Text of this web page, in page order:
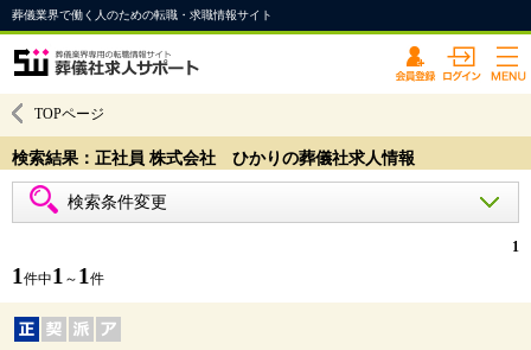
葬儀業界で働く人のための転職・求職情報サイト
TOPページ
検索結果：正社員 株式会社 ひかりの葬儀社求人情報
検索条件変更
1
1 件中1 ～ 1 件